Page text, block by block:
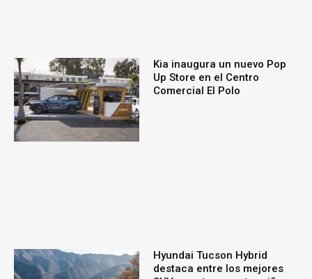
Kia inaugura un nuevo Pop
Up Store en el Centro
Comercial El Polo
Hyundai Tucson Hybrid
destaca entre los mejores